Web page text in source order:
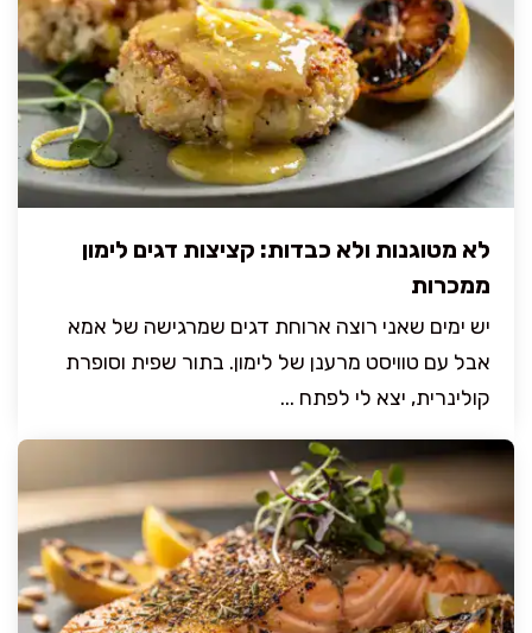
לא מטוגנות ולא כבדות: קציצות דגים לימון
ממכרות
יש ימים שאני רוצה ארוחת דגים שמרגישה של אמא
אבל עם טוויסט מרענן של לימון. בתור שפית וסופרת
קולינרית, יצא לי לפתח ...